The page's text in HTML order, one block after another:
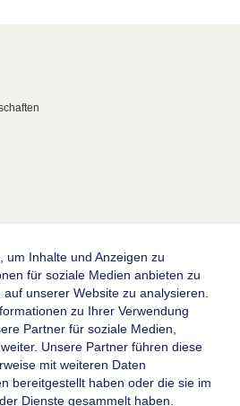
am Main
um Inhalte und Anzeigen zu
für soziale Medien anbieten zu
unserer Website zu analysieren.
zu Ihrer Verwendung
Partner für soziale Medien,
Unsere Partner führen diese
mit weiteren Daten
bereitgestellt haben oder die sie im
Dienste gesammelt haben.